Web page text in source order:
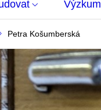
Výzkum
Petra Košumberská